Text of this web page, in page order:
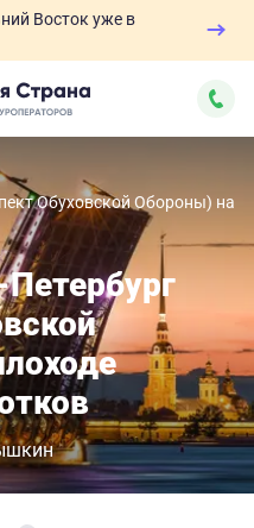
Восток уже в
Обуховской Обороны) на